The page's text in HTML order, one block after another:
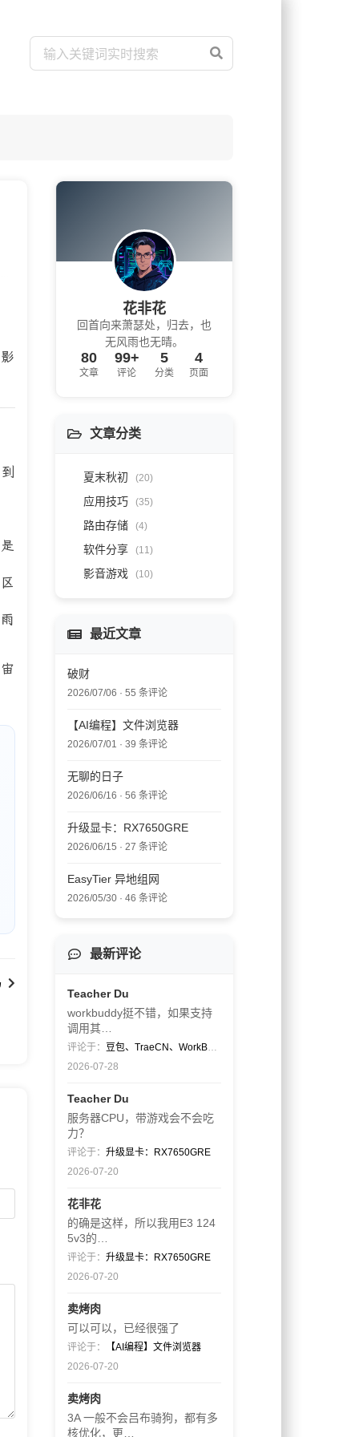
花非花
回首向来萧瑟处，归去，也
无风雨也无晴。
80
文章
99+
评论
5
分类
4
页面
文章分类
夏末秋初 (20)
应用技巧 (35)
路由存储 (4)
软件分享 (11)
影音游戏 (10)
最近文章
破财
2026/07/06 · 55 条评论
【AI编程】文件浏览器
2026/07/01 · 39 条评论
无聊的日子
2026/06/16 · 56 条评论
升级显卡：RX7650GRE
2026/06/15 · 27 条评论
EasyTier 异地组网
2026/05/30 · 46 条评论
最新评论
Teacher Du
workbuddy挺不错，如果支持
调用其…
评论于：
豆包、TraeCN、WorkBuddy
2026-07-28
Teacher Du
服务器CPU，带游戏会不会吃
力？
评论于： 升级显卡：RX7650GRE
2026-07-20
花非花
的确是这样，所以我用E3 124
5v3的…
评论于： 升级显卡：RX7650GRE
2026-07-20
卖烤肉
可以可以，已经很强了
评论于：
【AI编程】文件浏览器
2026-07-20
卖烤肉
3A 一般不会吕布骑狗，都有多
核优化，更…